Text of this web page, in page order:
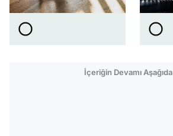
İçeriğin Devamı Aşağıda